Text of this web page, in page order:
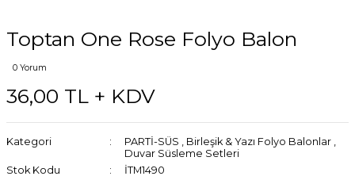
Toptan One Rose Folyo Balon
0 Yorum
36,00 TL + KDV
Kategori PARTİ-SÜS , Birleşik & Yazı Folyo Balonlar ,
Duvar Süsleme Setleri
Stok Kodu
İTM1490